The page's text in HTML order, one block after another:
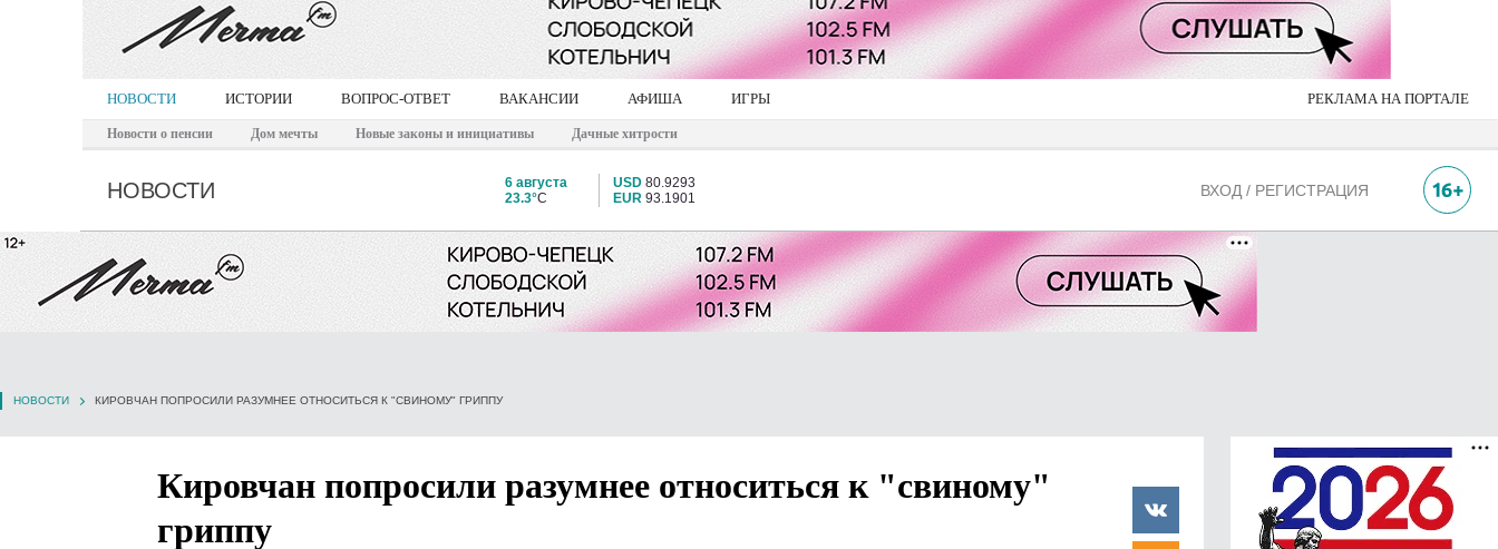
НОВОСТИ ИСТОРИИ ВОПРОС-ОТВЕТ ВАКАНСИИ АФИША ИГРЫ РЕКЛАМА НА ПОРТАЛЕ
Новости о пенсии Дом мечты Новые законы и инициативы Дачные хитрости
НОВОСТИ
6 августа
23.3°C
USD 80.9293
EUR 93.1901 ВХОД / РЕГИСТРАЦИЯ
НОВОСТИ КИРОВЧАН ПОПРОСИЛИ РАЗУМНЕЕ ОТНОСИТЬСЯ К "СВИНОМУ" ГРИППУ
Кировчан попросили разумнее относиться к "свиному"
гриппу